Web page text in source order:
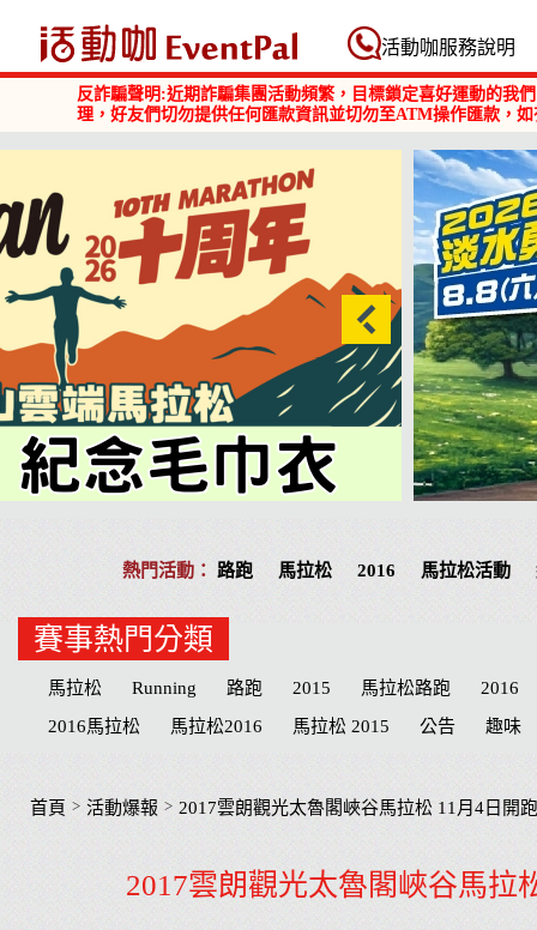
活動咖 Eventpal
活動咖服務說明
反詐騙聲明:近期詐騙集團活動頻繁，目標鎖定喜好運動的我
理，好友們切勿提供任何匯款資訊並切勿至ATM操作匯款，
路跑 馬拉松 2016 馬拉松活動
賽事熱門分類
馬拉松 Running 路跑 2015 馬拉松路跑
2016
2016馬拉松
馬拉松2016 馬拉松 2015 公告
趣味
志工
台北市 台中 物資 臺北 宜蘭
名單 劍湖山 參賽 屏東縣 臺南
首頁 > 活動爆報 > 2017雲朗觀光太魯閣峽谷馬拉松 11月4日開
2017雲朗觀光太魯閣峽谷馬拉